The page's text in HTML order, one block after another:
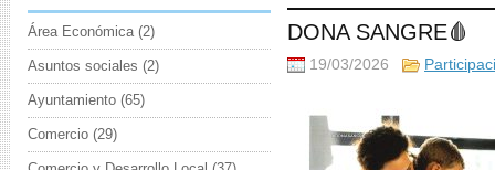
DONA SANGRE🩸
19/03/2026
Área Económica(2)
Asuntos sociales (2)
Ayuntamiento (65)
Comercio (29)